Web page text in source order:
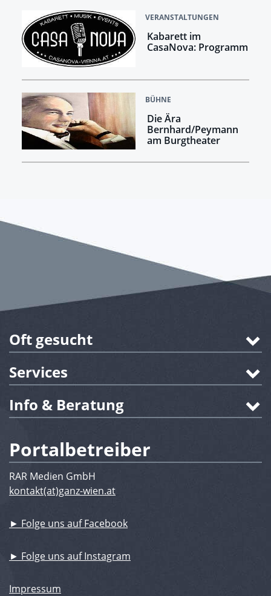
VERANSTALTUNGEN
Kabarett im
CasaNova: Programm
BÜHNE
Die Ära
Bernhard/Peymann
am Burgtheater
Oft gesucht
Services
Info & Beratung
Portalbetreiber
RAR Medien GmbH
kontakt(at)ganz-wien.at
► Folge uns auf Facebook
► Folge uns auf Instagram
Impressum